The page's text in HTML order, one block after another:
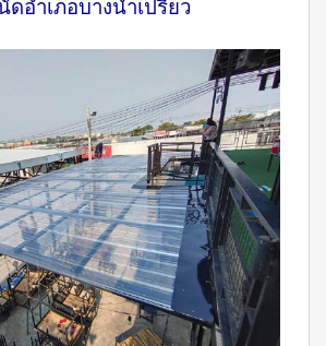
อำเภอบางน้ำเปรี้ยว